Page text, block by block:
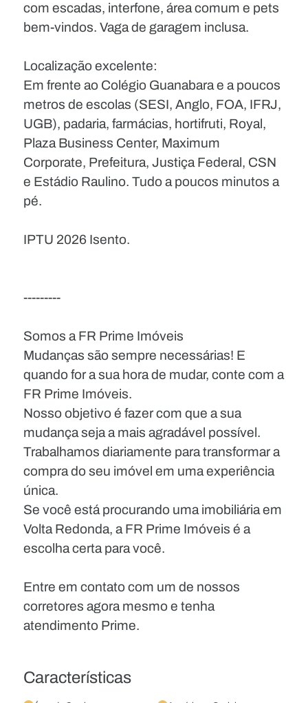
com escadas, interfone, área comum e pets
bem-vindos. Vaga de garagem inclusa.
Localização excelente:
Em frente ao Colégio Guanabara e a poucos
metros de escolas (SESI, Anglo, FOA, IFRJ,
UGB), padaria, farmácias, hortifruti, Royal,
Plaza Business Center, Maximum
Corporate, Prefeitura, Justiça Federal, CSN
e Estádio Raulino. Tudo a poucos minutos a
pé.
IPTU 2026 Isento.
---------
Somos a FR Prime Imóveis
Mudanças são sempre necessárias! E
quando for a sua hora de mudar, conte com a
FR Prime Imóveis.
Nosso objetivo é fazer com que a sua
mudança seja a mais agradável possível.
Trabalhamos diariamente para transformar a
compra do seu imóvel em uma experiência
única.
Se você está procurando uma imobiliária em
Volta Redonda, a FR Prime Imóveis é a
escolha certa para você.
Entre em contato com um de nossos
corretores agora mesmo e tenha
atendimento Prime.
Características